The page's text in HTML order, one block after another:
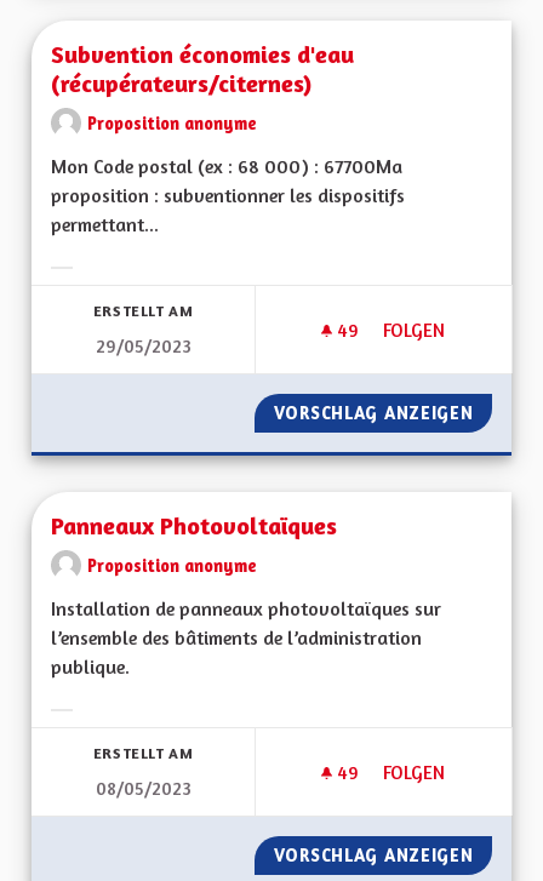
Subvention économies d'eau
(récupérateurs/citernes)
Proposition anonyme
Mon Code postal (ex : 68 000) : 67700Ma
proposition : subventionner les dispositifs
permettant...
ERSTELLT AM
29/05/2023
49 49 FOLLOWER
FOLGEN
SUBVENTION
VORSCHLAG ANZEIGEN
Panneaux Photovoltaïques
Proposition anonyme
Installation de panneaux photovoltaïques sur
l’ensemble des bâtiments de l’administration
publique.
ERSTELLT AM
08/05/2023
49 49 FOLLOWER
FOLGEN
PANNEAUX
VORSCHLAG ANZEIGEN